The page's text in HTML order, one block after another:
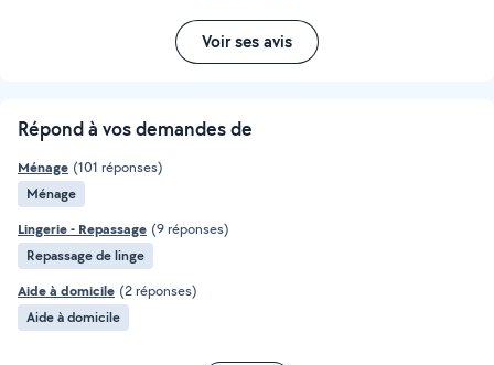
Voir ses avis
Répond à vos demandes de
Ménage (101 réponses)
Ménage
Lingerie - Repassage (9 réponses)
Repassage de linge
Aide à domicile (2 réponses)
Aide à domicile